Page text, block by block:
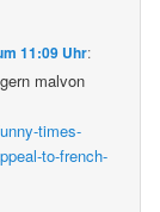
11:09 Uhr:
malvon
times-
to-french-